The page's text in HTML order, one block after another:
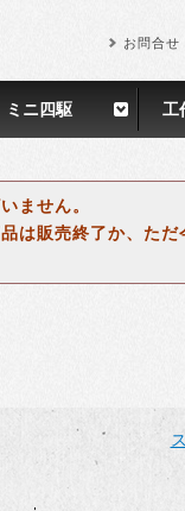
お問合せ
ミニ四駆 工
ません。
は販売終了か、ただ